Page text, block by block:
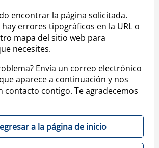
encontrar la página solicitada.
errores tipográficos en la URL o
mapa del sitio web para
necesites.
Envía un correo electrónico
aparece a continuación y nos
contacto contigo. Te agradecemos
a la página de inicio